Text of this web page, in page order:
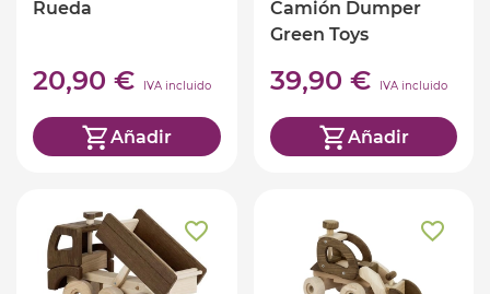
Rueda
20,90 € IVA incluido
Añadir
Camión Dumper
Green Toys
39,90 € IVA incluido
Añadir